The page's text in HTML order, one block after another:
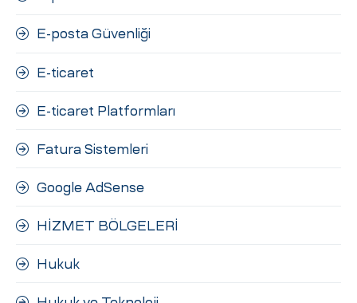
E-posta Güvenliği
E-ticaret
E-ticaret Platformları
Fatura Sistemleri
Google AdSense
HİZMET BÖLGELERİ
Hukuk